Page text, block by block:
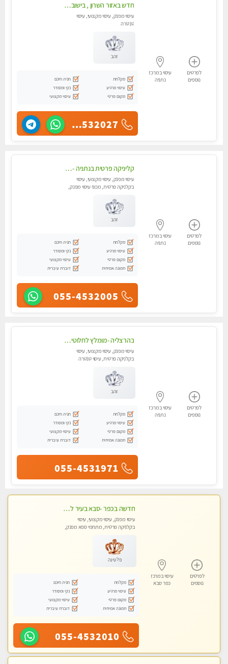
לפרטים
נוספים
עיסוי במרכז
נתניה
חדש באזור השרון , בישוב ניצני עוז ! נבחרת מטפלות ומטפלים
עיסוי מפנק, עיסוי מקצועי, עיסוי
טנטרה
זהב
מקלחת
חניה חינם
עיסוי מרגיע
נקי ומסודר
מקום פרטי
עיסוי מקצועי
055-4532027
לפרטים
נוספים
עיסוי במרכז
נתניה
קליניקה פרטית בנתניה -מעסה איכותית לעיסוי מקצועי ומפנק לכל שרירי הגוף...
עיסוי מפנק, עיסוי מקצועי, עיסוי
בקלניקה פרטית, מכוני עיסוי מפנק,
זהב
מקלחת
חניה חינם
עיסוי מרגיע
נקי ומסודר
מקום פרטי
עיסוי מקצועי
תמונה אמיתית
דוברת עיברית
055-4532005
לפרטים
נוספים
עיסוי במרכז
נתניה
בהרצליה -מומלץ לחלוטין! כל סוגי העיסויים מעסה מקצועית ואיכותית פרטי!! בנתניה
עיסוי מפנק, עיסוי מקצועי, עיסוי
בקלניקה פרטית, עיסוי טנטרה
זהב
מקלחת
חניה חינם
עיסוי מרגיע
נקי ומסודר
מקום פרטי
עיסוי מקצועי
תמונה אמיתית
דוברת עיברית
055-4531971
לפרטים
נוספים
עיסוי במרכז
כפר סבא
חדשה בכפר -סבא בעיר לעיסוי מפנק מקצועי ואיכותי מאוד
עיסוי מפנק, עיסוי מקצועי, עיסוי
בקלניקה פרטית, מתחמי ספא מפנק,
פלטינה
מקלחת
חניה חינם
עיסוי מרגיע
נקי ומסודר
מקום פרטי
עיסוי מקצועי
תמונה אמיתית
דוברת עיברית
055-4532010